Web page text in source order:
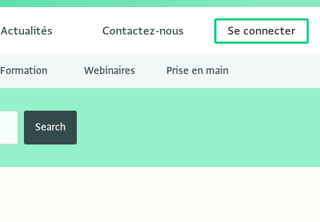
Actualités Contactez-nous Se connecter
Formation Webinaires Prise en main
Search